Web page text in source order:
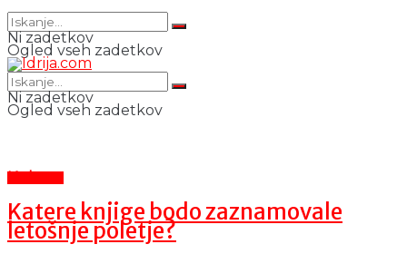
Ni zadetkov
Ogled vseh zadetkov
Ni zadetkov
Ogled vseh zadetkov
Kultura
Katere knjige bodo zaznamovale
letošnje poletje?